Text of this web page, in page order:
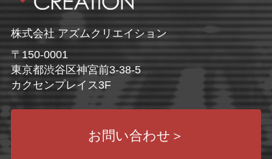
株式会社 アズムクリエイション
〒150-0001
東京都渋谷区神宮前3-38-5
カクセンプレイス3F
お問い合わせ ＞